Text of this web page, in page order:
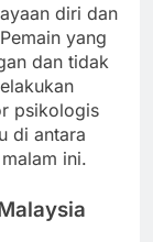
diri dan
yang
dan tidak
psikologis
di antara
ini.